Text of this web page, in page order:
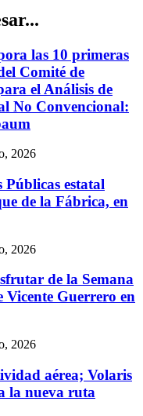
las 10 primeras
Comité de
el Análisis de
No Convencional:
2026
estatal
de la Fábrica, en
2026
de la Semana
Guerrero en
2026
aérea; Volaris
la nueva ruta